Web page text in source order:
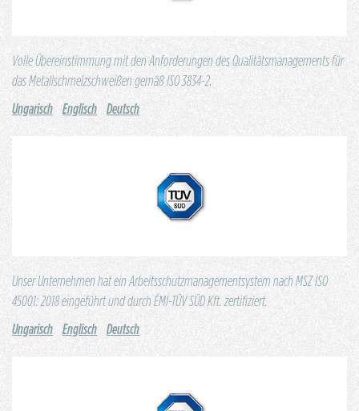
Volle Übereinstimmung mit den Anforderungen des Qualitätsmanagements für
das Metallschmelzschweißen gemäß ISO 3834-2.
Ungarisch
Englisch Deutsch
Unser Unternehmen hat ein Arbeitsschutzmanagementsystem nach MSZ ISO
45001: 2018 eingeführt und durch ÉMI-TÜV SÜD Kft. zertifiziert.
Ungarisch
Englisch Deutsch